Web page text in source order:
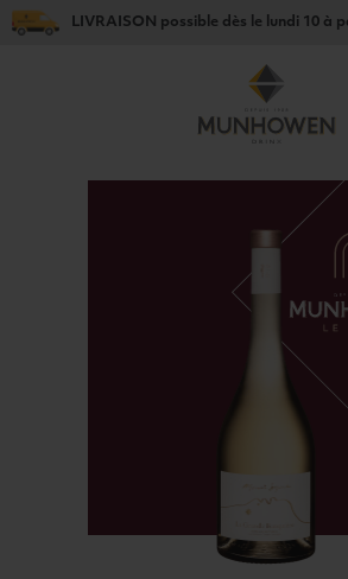
LIVRAISON possible dès le lundi 10 à